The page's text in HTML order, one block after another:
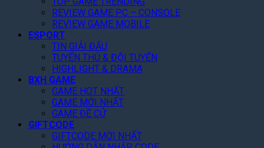
REVIEW GAME PC – CONSOLE
REVIEW GAME MOBILE
ESPORT
TIN GIẢI ĐẤU
TUYỂN THỦ & ĐỘI TUYỂN
HIGHLIGHT & DRAMA
BXH GAME
GAME HOT NHẤT
GAME MỚI NHẤT
GAME ĐỀ CỬ
GIFTCODE
GIFTCODE MỚI NHẤT